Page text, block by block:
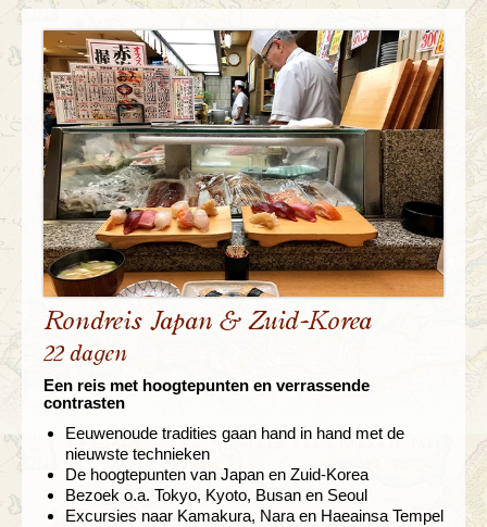
Rondreis Japan & Zuid-Korea
22 dagen
Een reis met hoogtepunten en verrassende
contrasten
Eeuwenoude tradities gaan hand in hand met de
nieuwste technieken
De hoogtepunten van Japan en Zuid-Korea
Bezoek o.a. Tokyo, Kyoto, Busan en Seoul
Excursies naar Kamakura, Nara en Haeainsa Tempel